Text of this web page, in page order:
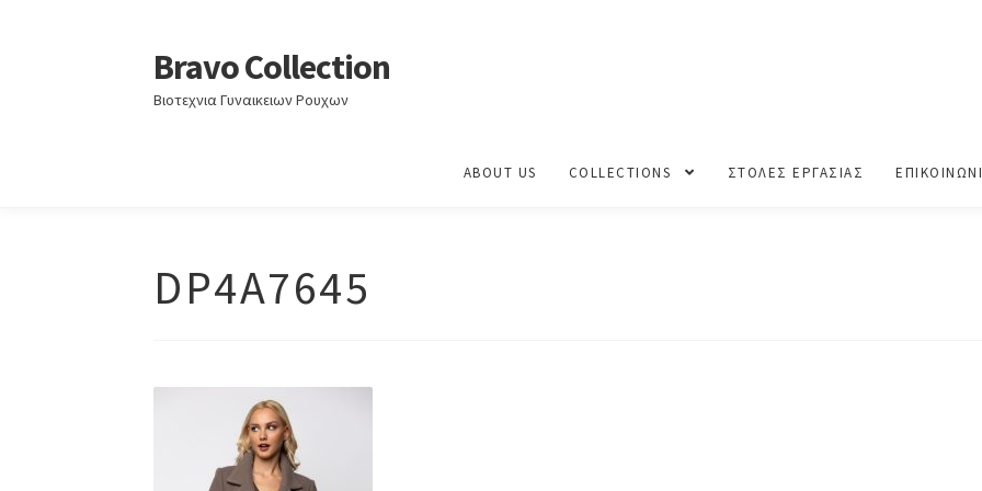
Skip
to
navigation
Skip
to
content
Bravo Collection
Βιοτεχνια Γυναικειων Ρουχων
ABOUT US COLLECTIONS ΣΤΟΛΕΣ ΕΡΓΑΣΙΑΣ
DP4A7645